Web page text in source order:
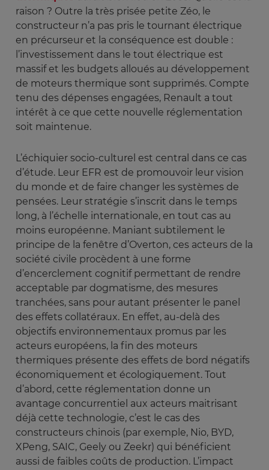
raison ? Outre la très prisée petite Zéo, le
constructeur n’a pas pris le tournant électrique
en précurseur et la conséquence est double :
l’investissement dans le tout électrique est
massif et les budgets alloués au développement
de moteurs thermique sont supprimés. Compte
tenu des dépenses engagées, Renault a tout
intérêt à ce que cette nouvelle réglementation
soit maintenue.
L’échiquier socio-culturel est central dans ce cas
d’étude. Leur EFR est de promouvoir leur vision
du monde et de faire changer les systèmes de
pensées. Leur stratégie s’inscrit dans le temps
long, à l’échelle internationale, en tout cas au
moins européenne. Maniant subtilement le
principe de la fenêtre d’Overton, ces acteurs de la
société civile procèdent à une forme
d’encerclement cognitif permettant de rendre
acceptable par dogmatisme, des mesures
tranchées, sans pour autant présenter le panel
des effets collatéraux. En effet, au-delà des
objectifs environnementaux promus par les
acteurs européens, la fin des moteurs
thermiques présente des effets de bord négatifs
économiquement et écologiquement. Tout
d’abord, cette réglementation donne un
avantage concurrentiel aux acteurs maitrisant
déjà cette technologie, c’est le cas des
constructeurs chinois (par exemple, Nio, BYD,
XPeng, SAIC, Geely ou Zeekr) qui bénéficient
aussi de faibles coûts de production. L’impact